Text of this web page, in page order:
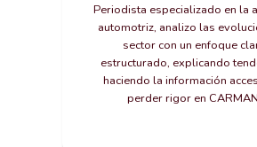
Periodista especializado en la
automotriz, analizo las
sector con un enfoque
estructurado, explicando
haciendo la información
perder rigor en